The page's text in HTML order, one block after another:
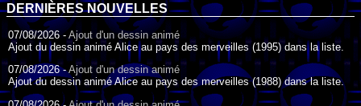
DERNIÈRES NOUVELLES
07/08/2026 - Ajout d'un dessin animé
Ajout du dessin animé Alice au pays des merveilles (1995) dans la liste.
07/08/2026 -Ajout d'un dessin animé
Ajout du dessin animé Alice au pays des merveilles (1988) dans la liste.